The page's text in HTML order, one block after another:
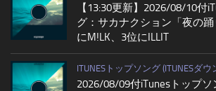
【13:30更新】2026/08/10付
グ：サカナクション「夜の
にM!LK、3位にILLIT
ITUNESトップソング (ITUNESダ
2026/08/09付iTunesトップ